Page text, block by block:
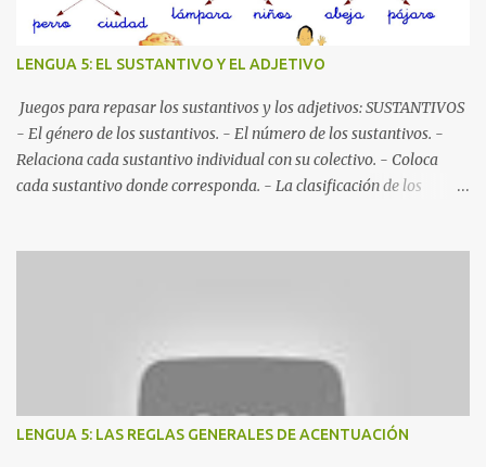
LENGUA 5: EL SUSTANTIVO Y EL ADJETIVO
Juegos para repasar los sustantivos y los adjetivos: SUSTANTIVOS
- El género de los sustantivos. - El número de los sustantivos. -
Relaciona cada sustantivo individual con su colectivo. - Coloca
cada sustantivo donde corresponda. - La clasificación de los
LENGUA 5: LAS REGLAS GENERALES DE ACENTUACIÓN